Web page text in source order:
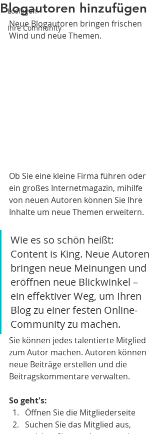
Loslegen
Ihre Community
Blogautoren hinzufügen
Neue Blogautoren bringen frischen
Wind und neue Themen.
Ob Sie eine kleine Firma führen oder
ein großes Internetmagazin, mihilfe
von neuen Autoren können Sie Ihre
Inhalte um neue Themen erweitern.
Wie es so schön heißt:
Content is King. Neue Autoren
bringen neue Meinungen und
eröffnen neue Blickwinkel –
ein effektiver Weg, um Ihren
Blog zu einer festen Online-
Community zu machen.
Sie können jedes talentierte Mitglied
zum Autor machen. Autoren können
neue Beiträge erstellen und die
Beitragskommentare verwalten.
So geht's:
Öffnen Sie die Mitgliederseite
Suchen Sie das Mitglied aus,